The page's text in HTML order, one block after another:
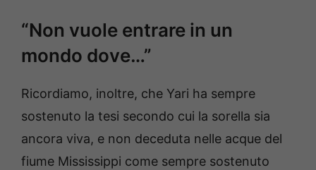
“Non vuole entrare in un
mondo dove…”
Ricordiamo, inoltre, che Yari ha sempre
sostenuto la tesi secondo cui la sorella sia
ancora viva, e non deceduta nelle acque del
fiume Mississippi come sempre sostenuto